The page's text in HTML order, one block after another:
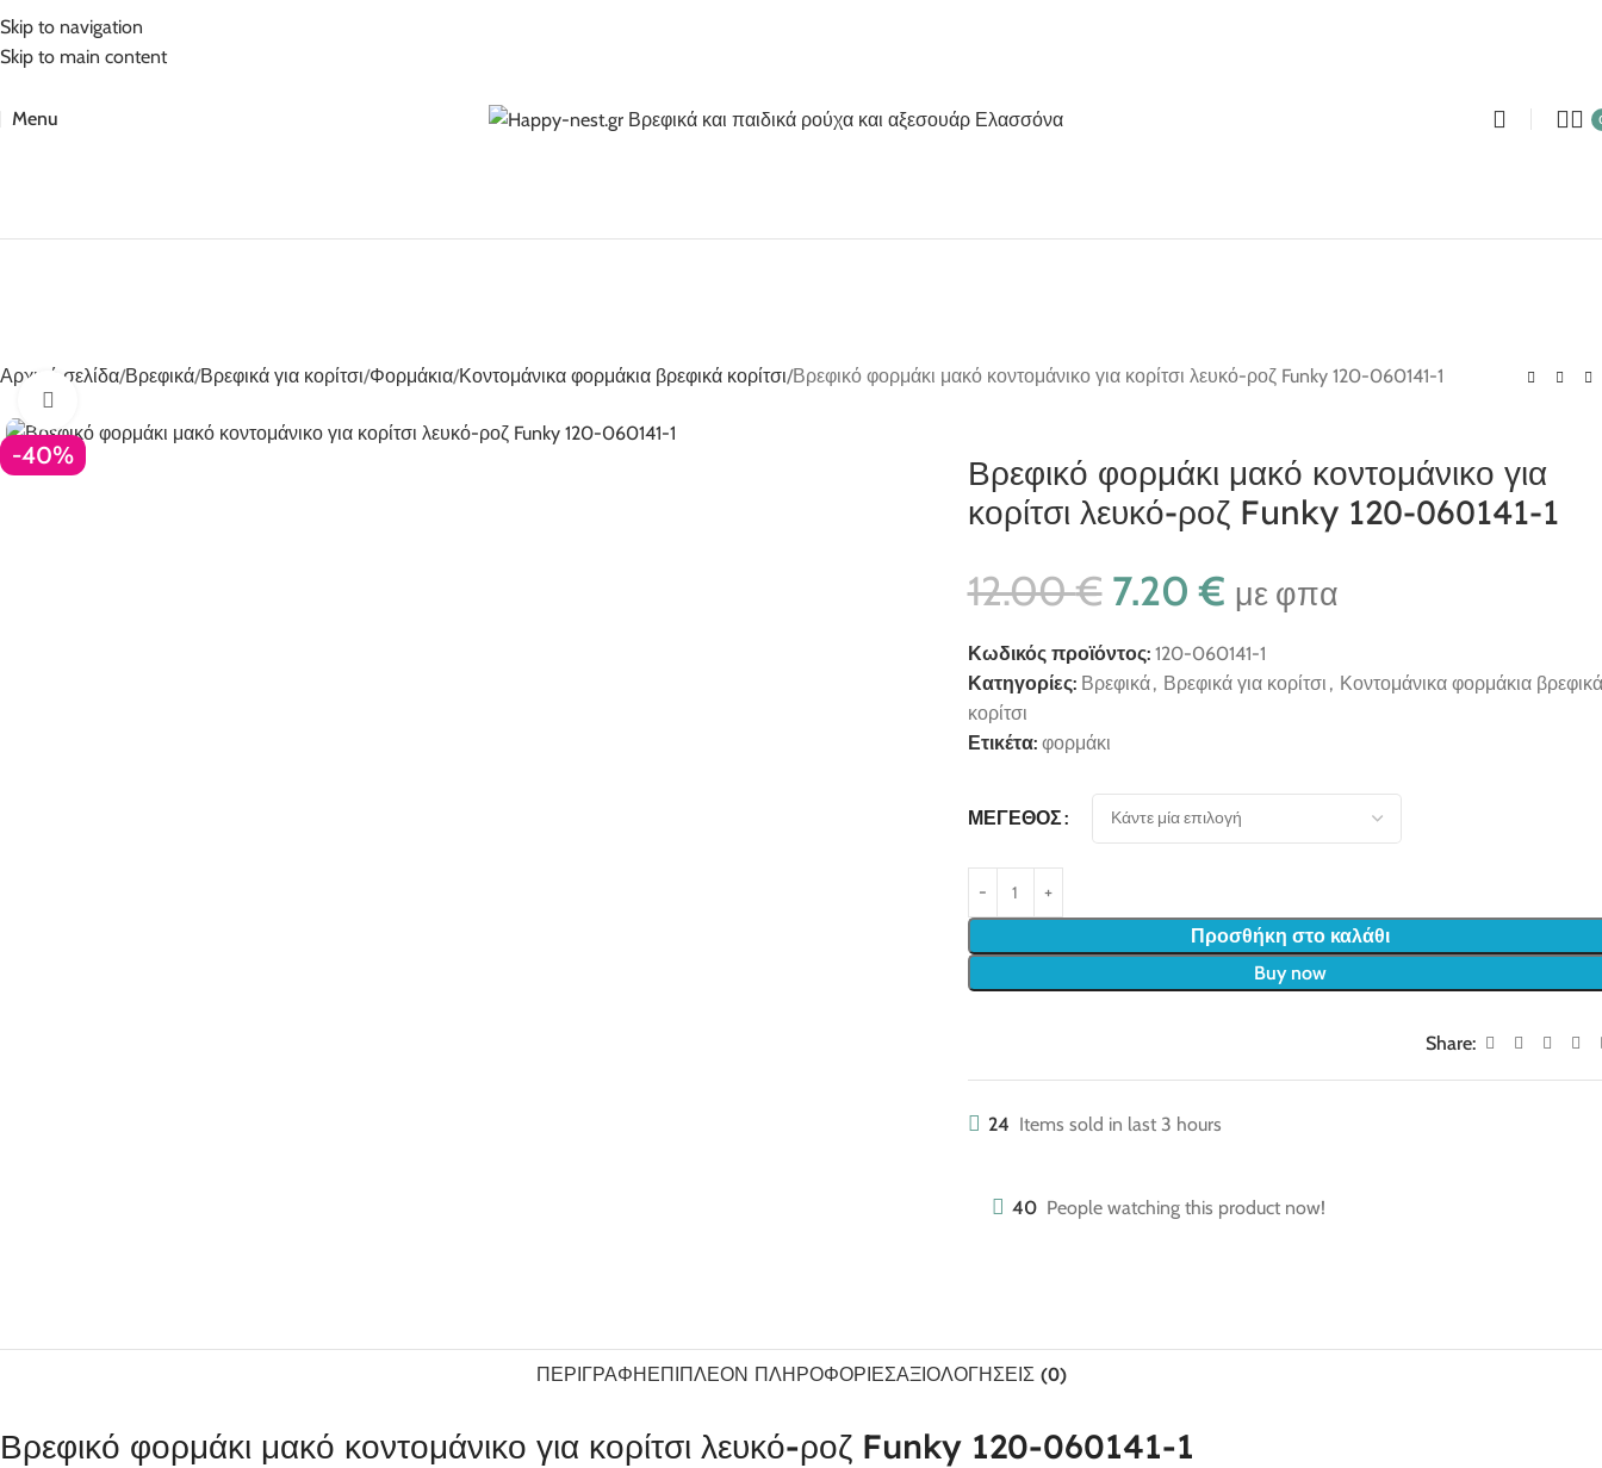
Skip to navigation
Skip to main content
Menu
Αρχική σελίδα Βρεφικά Βρεφικά για κορίτσι Φορμάκια Κοντομάνικα φορμάκια βρεφικά κορίτσι Βρεφικό φορμάκι μακό κοντομάνικο για κορίτσι λευκό-ροζ Funky 120-060141-1
-40%
Βρεφικό φορμάκι μακό κοντομάνικο για
κορίτσι λευκό-ροζ Funky 120-060141-1
12.00€ 7.20€ με φπα
Κωδικός προϊόντος: 120-060141-1
Κατηγορίες: Βρεφικά, Βρεφικά για κορίτσι , Κοντομάνικα φορμάκια βρεφικά
κορίτσι
Ετικέτα: φορμάκι
ΜΈΓΕΘΟΣ
Προσθήκη στο καλάθι
Buy now
Share:
24 Items sold in last 3 hours
40 People watching this product now!
ΠΕΡΙΓΡΑΦΉΕΠΙΠΛΈΟΝ ΠΛΗΡΟΦΟΡΊΕΣΑΞΙΟΛΟΓΉΣΕΙΣ (0)
Βρεφικό φορμάκι μακό κοντομάνικο για κορίτσι λευκό-ροζ Funky 120-060141-1
5% Επιπλέον έκπτωση για πληρωμές με κάρτα!